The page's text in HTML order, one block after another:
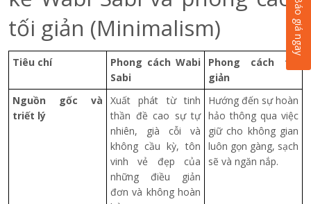
tối giản (Minimalism)
Tiêu chí
Phong cách Wabi
Sabi
Phong cách tối
giản
Nguồn gốc và
triết lý
Xuất phát từ tinh
thần đề cao sự tự
nhiên, già cỗi và
không cầu kỳ, tôn
vinh vẻ đẹp của
những điều giản
đơn và không hoàn
Hướng đến sự hoàn
hảo thông qua việc
giữ cho không gian
luôn gọn gàng, sạch
sẽ và ngăn nắp.
Báo giá ngay